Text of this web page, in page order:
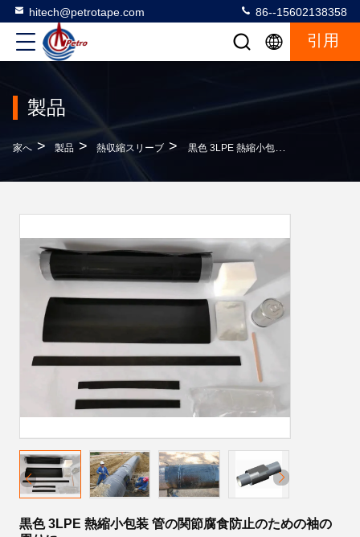
hitech@petrotape.com 86--15602138358
引用
製品
家へ > 製品 > 熱収縮スリーブ > 黒色 3LPE 熱縮小包装 管の関節腐食防止のための袖の周りに
黒色 3LPE 熱縮小包装 管の関節腐食防止のための袖の